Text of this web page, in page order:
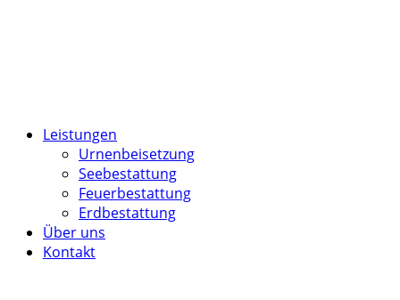
Leistungen
Urnenbeisetzung
Seebestattung
Feuerbestattung
Erdbestattung
Über uns
Kontakt